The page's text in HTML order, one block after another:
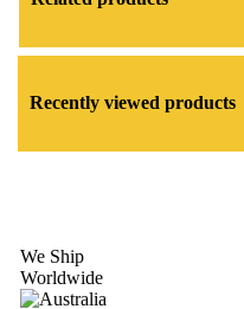
Recently viewed products
We Ship
Worldwide